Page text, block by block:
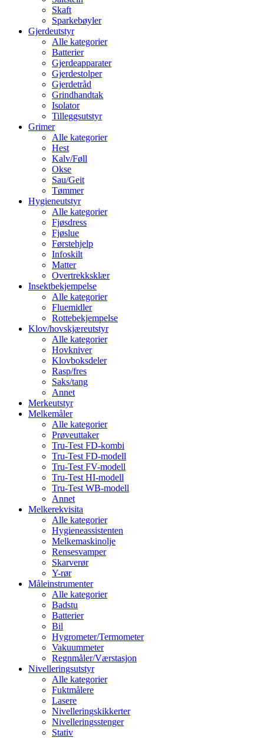
Skaft
Sparkebøyler
Gjerdeutstyr
Alle kategorier
Batterier
Gjerdeapparater
Gjerdestolper
Gjerdetråd
Grindhandtak
Isolator
Tilleggsutstyr
Grimer
Alle kategorier
Hest
Kalv/Føll
Okse
Sau/Geit
Tømmer
Hygieneutstyr
Alle kategorier
Fjøsdress
Fjøslue
Førstehjelp
Infoskilt
Matter
Overtrekksklær
Insektbekjempelse
Alle kategorier
Fluemidler
Rottebekjempelse
Klov/hovskjæreutstyr
Alle kategorier
Hovkniver
Klovboksdeler
Rasp/fres
Saks/tang
Annet
Merkeutstyr
Melkemåler
Alle kategorier
Prøveuttaker
Tru-Test FD-kombi
Tru-Test FD-modell
Tru-Test FV-modell
Tru-Test HI-modell
Tru-Test WB-modell
Annet
Melkerekvisita
Alle kategorier
Hygieneassistenten
Melkemaskinolje
Rensesvamper
Skarverør
Y-rør
Måleinstrumenter
Alle kategorier
Badstu
Batterier
Bil
Hygrometer/Termometer
Vakuummeter
Regnmåler/Værstasjon
Nivelleringsutstyr
Alle kategorier
Fuktmålere
Lasere
Nivelleringskikkerter
Nivelleringsstenger
Stativ